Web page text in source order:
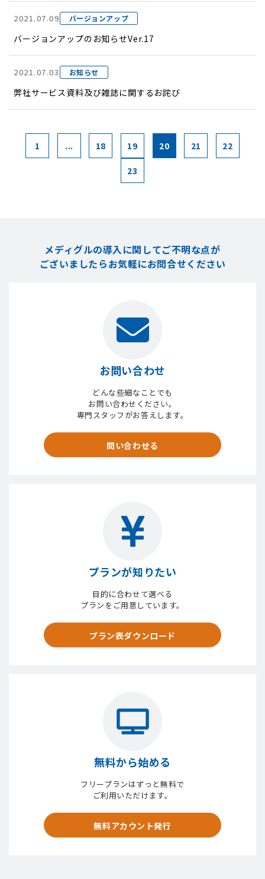
2021.07.09 バージョンアップ
バージョンアップのお知らせVer.17
2021.07.03 お知らせ
弊社サービス資料及び雑誌に関するお詫び
1 ... 18 19 20 21 22
23
メディグルの導入に関してご不明な点が
ございましたらお気軽にお問合せください
お問い合わせ
どんな些細なことでも
お問い合わせください。
専門スタッフがお答えします。
問い合わせる
プランが知りたい
目的に合わせて選べる
プランをご用意しています。
プラン表ダウンロード
無料から始める
フリープランはずっと無料で
ご利用いただけます。
無料アカウント発行